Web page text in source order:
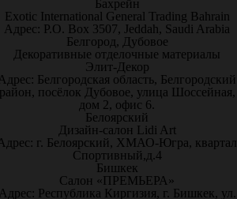
Бахрейн
Exotic International General Trading Bahrain
Адрес: P.O. Box 3507, Jeddah, Saudi Arabia
Белгород, Дубовое
Декоративные отделочные материалы
Элит-Декор
Белгородская область, Белгородский
посёлок Дубовое, улица Шоссейная,
дом 2, офис 6.
Белоярский
Дизайн-салон Lidi Art
г. Белоярский, ХМАО-Югра, квартал
Спортивный,д.4
Бишкек
Салон «ПРЕМЬЕРА»
Республика Киргизия, г. Бишкек, ул.